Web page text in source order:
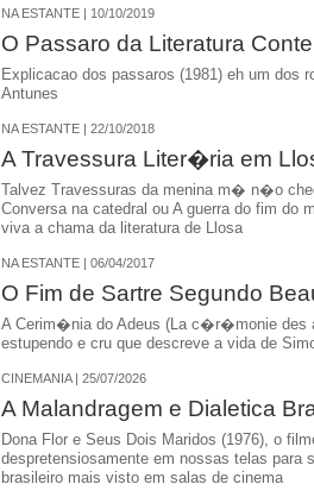
NA ESTANTE | 10/10/2019
O Passaro da Literatura
Explicacao dos passaros (1981) eh um dos
Antunes
NA ESTANTE | 22/10/2018
A Travessura Liter�ria em
Talvez Travessuras da menina m� n�o
Conversa na catedral ou A guerra do fim do
viva a chama da literatura de Llosa
NA ESTANTE | 06/04/2017
O Fim de Sartre Segundo
A Cerim�nia do Adeus (La c�r�monie des
estupendo e cru que descreve a vida de
CINEMANIA | 25/07/2026
A Malandragem e Dialetica
Dona Flor e Seus Dois Maridos (1976), o
despretensiosamente em nossas telas para
brasileiro mais visto em salas de cinema